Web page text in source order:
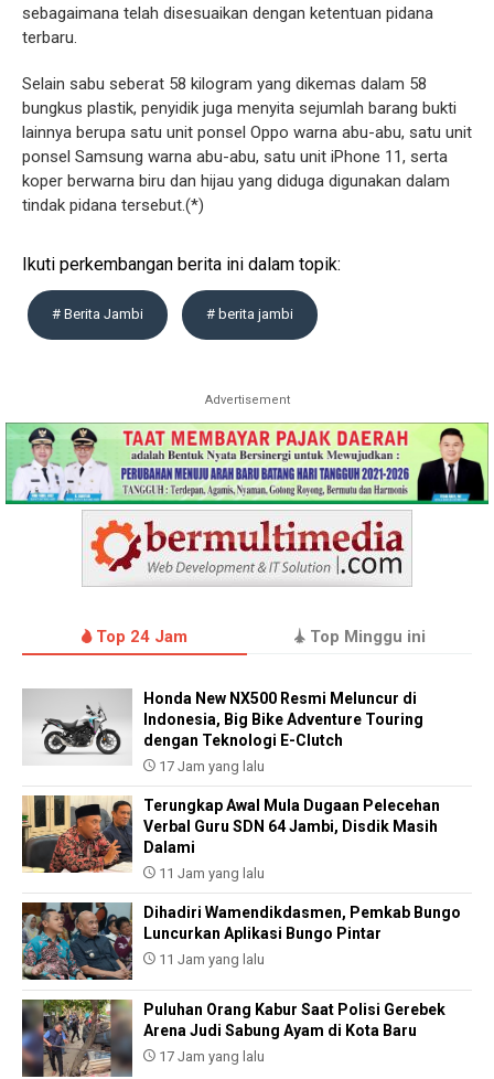
sebagaimana telah disesuaikan dengan ketentuan pidana
terbaru.
Selain sabu seberat 58 kilogram yang dikemas dalam 58
bungkus plastik, penyidik juga menyita sejumlah barang bukti
lainnya berupa satu unit ponsel Oppo warna abu-abu, satu unit
ponsel Samsung warna abu-abu, satu unit iPhone 11, serta
koper berwarna biru dan hijau yang diduga digunakan dalam
tindak pidana tersebut.(*)
Ikuti perkembangan berita ini dalam topik:
# Berita Jambi # berita jambi
Advertisement
Top 24 Jam Top Minggu ini
Honda New NX500 Resmi Meluncur di
Indonesia, Big Bike Adventure Touring
dengan Teknologi E-Clutch
17 Jam yang lalu
Terungkap Awal Mula Dugaan Pelecehan
Verbal Guru SDN 64 Jambi, Disdik Masih
Dalami
11 Jam yang lalu
Dihadiri Wamendikdasmen, Pemkab Bungo
Luncurkan Aplikasi Bungo Pintar
11 Jam yang lalu
Puluhan Orang Kabur Saat Polisi Gerebek
Arena Judi Sabung Ayam di Kota Baru
17 Jam yang lalu